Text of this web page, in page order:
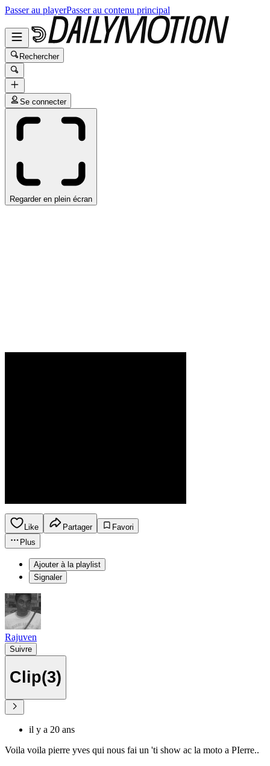
Passer au playerPasser au contenu principal
Rechercher
Se connecter
Regarder en plein écran
Like Partager
Favori
Plus
Ajouter à la playlist
Signaler
Rajuven
Suivre
Clip(3)
il y a 20 ans
Voila voila pierre yves qui nous fai un 'ti show ac la moto a PIerre..